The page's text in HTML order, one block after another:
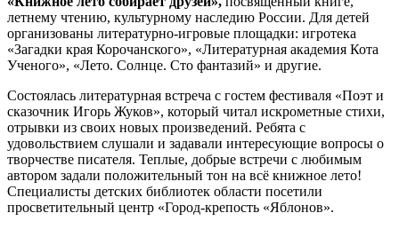
летнему чтению, культурному наследию России. Для детей
организованы литературно-игровые площадки: игротека
«Загадки края Корочанского», «Литературная академия Кота
Ученого», «Лето. Солнце. Сто фантазий» и другие.
Состоялась литературная встреча с гостем фестиваля «Поэт и
сказочник Игорь Жуков», который читал искрометные стихи,
отрывки из своих новых произведений. Ребята с
удовольствием слушали и задавали интересующие вопросы о
творчестве писателя. Теплые, добрые встречи с любимым
автором задали положительный тон на всё книжное лето!
Специалисты детских библиотек области посетили
просветительный центр «Город-крепость «Яблонов».